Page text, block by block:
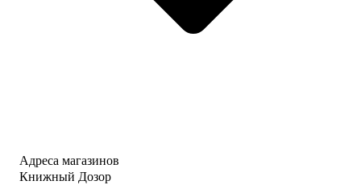
Адреса магазинов
Книжный Дозор